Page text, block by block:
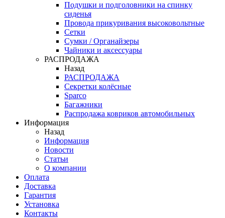
Подушки и подголовники на спинку
сиденья
Провода прикуривания высоковольтные
Сетки
Сумки / Органайзеры
Чайники и аксессуары
РАСПРОДАЖА
Назад
РАСПРОДАЖА
Секретки колёсные
Sparco
Багажники
Распродажа ковриков автомобильных
Информация
Назад
Информация
Новости
Статьи
О компании
Оплата
Доставка
Гарантия
Установка
Контакты